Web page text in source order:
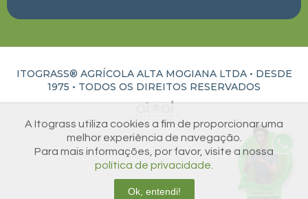
ITOGRASS® AGRÍCOLA ALTA MOGIANA LTDA • DESDE
1975 • TODOS OS DIREITOS RESERVADOS
A Itograss utiliza cookies a fim de proporcionar uma
melhor experiência de navegação.
Para mais informações, por favor, visite a nossa
política de privacidade.
Ok, entendi!